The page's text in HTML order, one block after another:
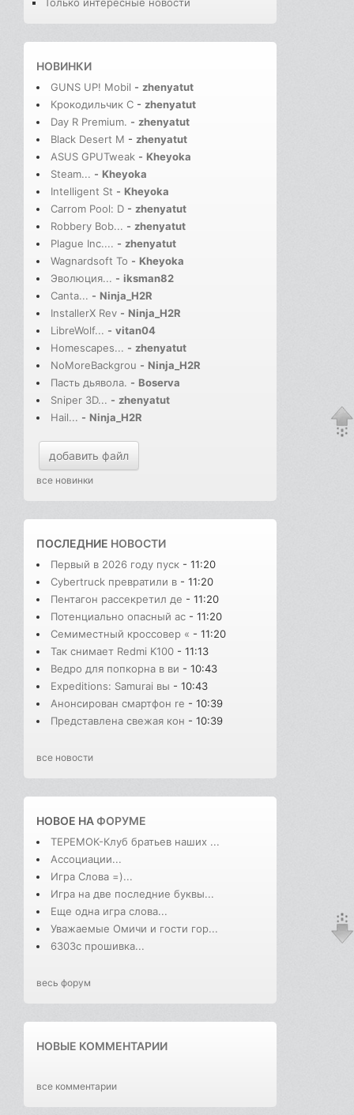
Только интересные новости
НОВИНКИ
GUNS UP! Mobil - zhenyatut
Крокодильчик С - zhenyatut
Day R Premium. - zhenyatut
Black Desert M - zhenyatut
ASUS GPUTweak - Kheyoka
Steam... - Kheyoka
Intelligent St - Kheyoka
Carrom Pool: D - zhenyatut
Robbery Bob... - zhenyatut
Plague Inc.... - zhenyatut
Wagnardsoft To - Kheyoka
Эволюция... - iksman82
Canta... - Ninja_H2R
InstallerX Rev - Ninja_H2R
LibreWolf... - vitan04
Homescapes... - zhenyatut
NoMoreBackgrou - Ninja_H2R
Пасть дьявола. - Boserva
Sniper 3D... - zhenyatut
Hail... - Ninja_H2R
добавить файл
все новинки
ПОСЛЕДНИЕ НОВОСТИ
Первый в 2026 году пуск - 11:20
Cybertruck превратили в - 11:20
Пентагон рассекретил де - 11:20
Потенциально опасный ас - 11:20
Семиместный кроссовер « - 11:20
Так снимает Redmi K100 - 11:13
Ведро для попкорна в ви - 10:43
Expeditions: Samurai вы - 10:43
Анонсирован смартфон re - 10:39
Представлена свежая кон - 10:39
все новости
НОВОЕ НАФОРУМЕ
ТЕРЕМОК-Клуб братьев наших ...
Ассоциации...
Игра Слова =)...
Игра на две последние буквы...
Еще одна игра слова...
Уважаемые Омичи и гости гор...
6303с прошивка...
весь форум
НОВЫЕ КОММЕНТАРИИ
все комментарии